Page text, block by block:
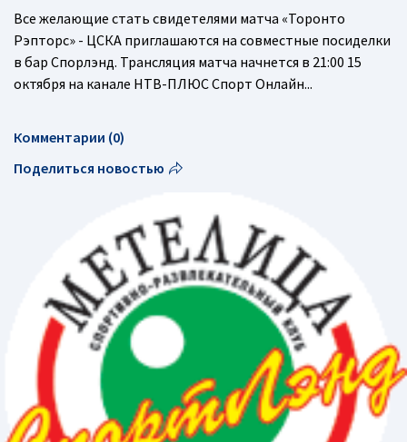
Все желающие стать свидетелями матча «Торонто
Рэпторс» - ЦСКА приглашаются на совместные посиделки
в бар Спорлэнд. Трансляция матча начнется в 21:00 15
октября на канале НТВ-ПЛЮС Спорт Онлайн...
Комментарии (0)
Поделиться новостью